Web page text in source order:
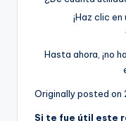
¡Haz clic
Hasta ahora, ¡no
Originally posted on
Si te fue útil este